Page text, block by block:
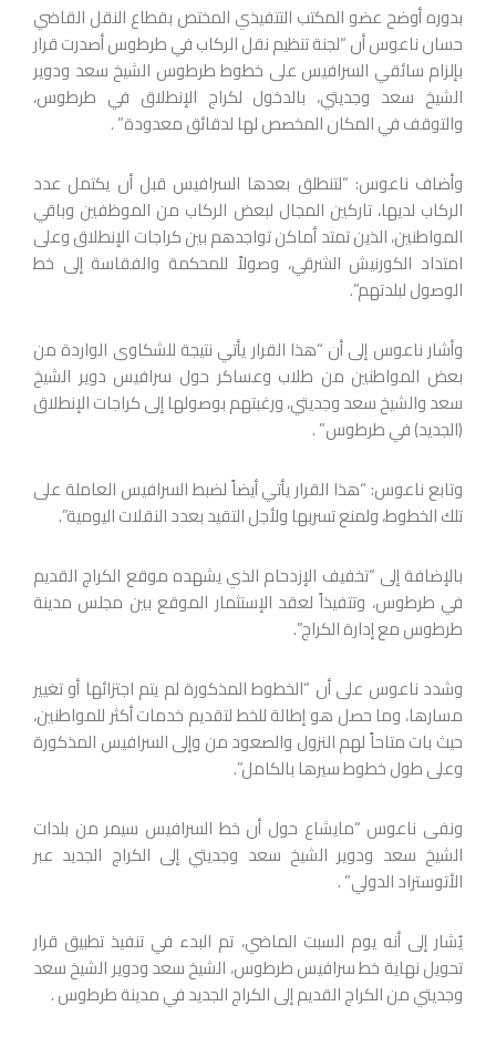
بدوره أوضح عضو المكتب التتفيذي المختص بقطاع النقل القاضي
حسان ناعوس أن “لجنة تنظيم نقل الركاب في طرطوس أصدرت قرار
بإلزام سائقي السرافيس على خطوط طرطوس الشيخ سعد ودوير
الشيخ سعد وجديتي، بالدخول لكراج الإنطلاق في طرطوس،
والتوقف في المكان المخصص لها لدقائق معدودة” .
وأضاف ناعوس: “لتنطلق بعدها السرافيس قبل أن يكتمل عدد
الركاب لديها، تاركين المجال لبعض الركاب من الموظفين وباقي
المواطنين، الذين تمتد أماكن تواجدهم بين كراجات الإنطلاق وعلى
امتداد الكورنيش الشرقي، وصولاً للمحكمة والفقاسة إلى خط
الوصول لبلدتهم”.
وأشار ناعوس إلى أن “هذا القرار يأتي نتيجة للشكاوى الواردة من
بعض المواطنين من طلاب وعساكر حول سرافيس دوير الشيخ
سعد والشيخ سعد وجديتي، ورغبتهم بوصولها إلى كراجات الإنطلاق
(الجديد) في طرطوس” .
وتابع ناعوس: “هذا القرار يأتي أيضاً لضبط السرافيس العاملة على
تلك الخطوط، ولمنع تسربها ولأجل التقيد بعدد النقلات اليومية”.
بالإضافة إلى “تخفيف الإزدحام الذي يشهده موقع الكراج القديم
في طرطوس، وتتفيذاً لعقد الإستثمار الموقع بين مجلس مدينة
طرطوس مع إدارة الكراج”.
وشدد ناعوس على أن “الخطوط المذكورة لم يتم اجتزائها أو تغيير
مسارها، وما حصل هو إطالة للخط لتقديم خدمات أكثر للمواطنين،
حيث بات متاحاً لهم النزول والصعود من وإلى السرافيس المذكورة
وعلى طول خطوط سيرها بالكامل”.
ونفى ناعوس “مايشاع حول أن خط السرافيس سيمر من بلدات
الشيخ سعد ودوير الشيخ سعد وجديتي إلى الكراج الجديد عبر
الأتوستراد الدولي” .
يُشار إلى أنه يوم السبت الماضي، تم البدء في تنفيذ تطبيق قرار
تحويل نهاية خط سرافيس طرطوس، الشيخ سعد ودوير الشيخ سعد
وجديتي من الكراج القديم إلى الكراج الجديد في مدينة طرطوس .